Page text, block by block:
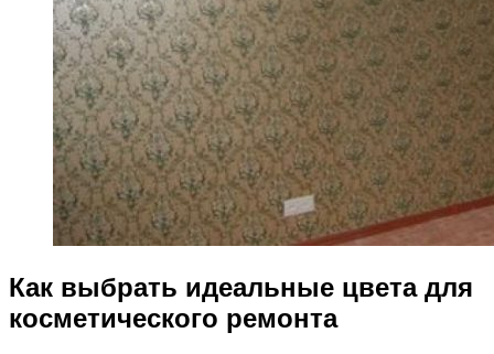
Как выбрать идеальные цвета для
косметического ремонта